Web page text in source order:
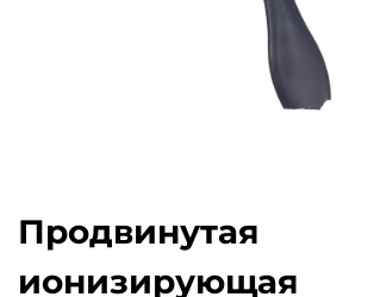
Продвинутая
ионизирующая